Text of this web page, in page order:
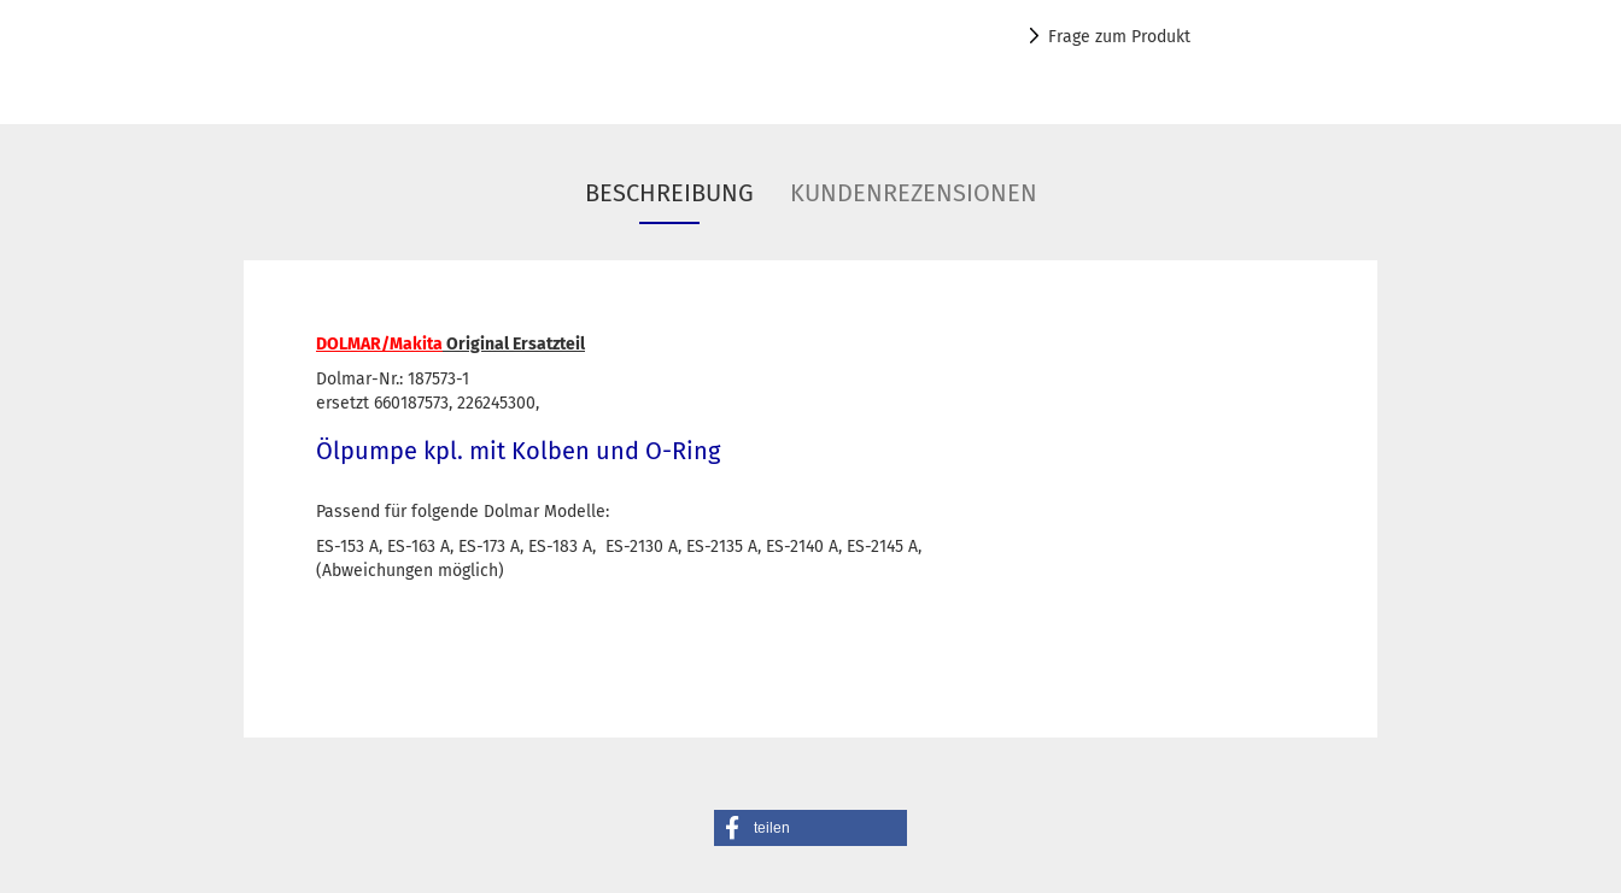
Frage zum Produkt
BESCHREIBUNG KUNDENREZENSIONEN
DOLMAR/MakitaOriginal Ersatzteil
Dolmar-Nr.: 187573-1
ersetzt 660187573, 226245300,
Ölpumpe kpl. mit Kolben und O-Ring
Passend für folgende Dolmar Modelle:
ES-153 A, ES-163 A, ES-173 A, ES-183 A, ES-2130 A, ES-2135 A, ES-2140 A, ES-2145 A,
(Abweichungen möglich)
teilen